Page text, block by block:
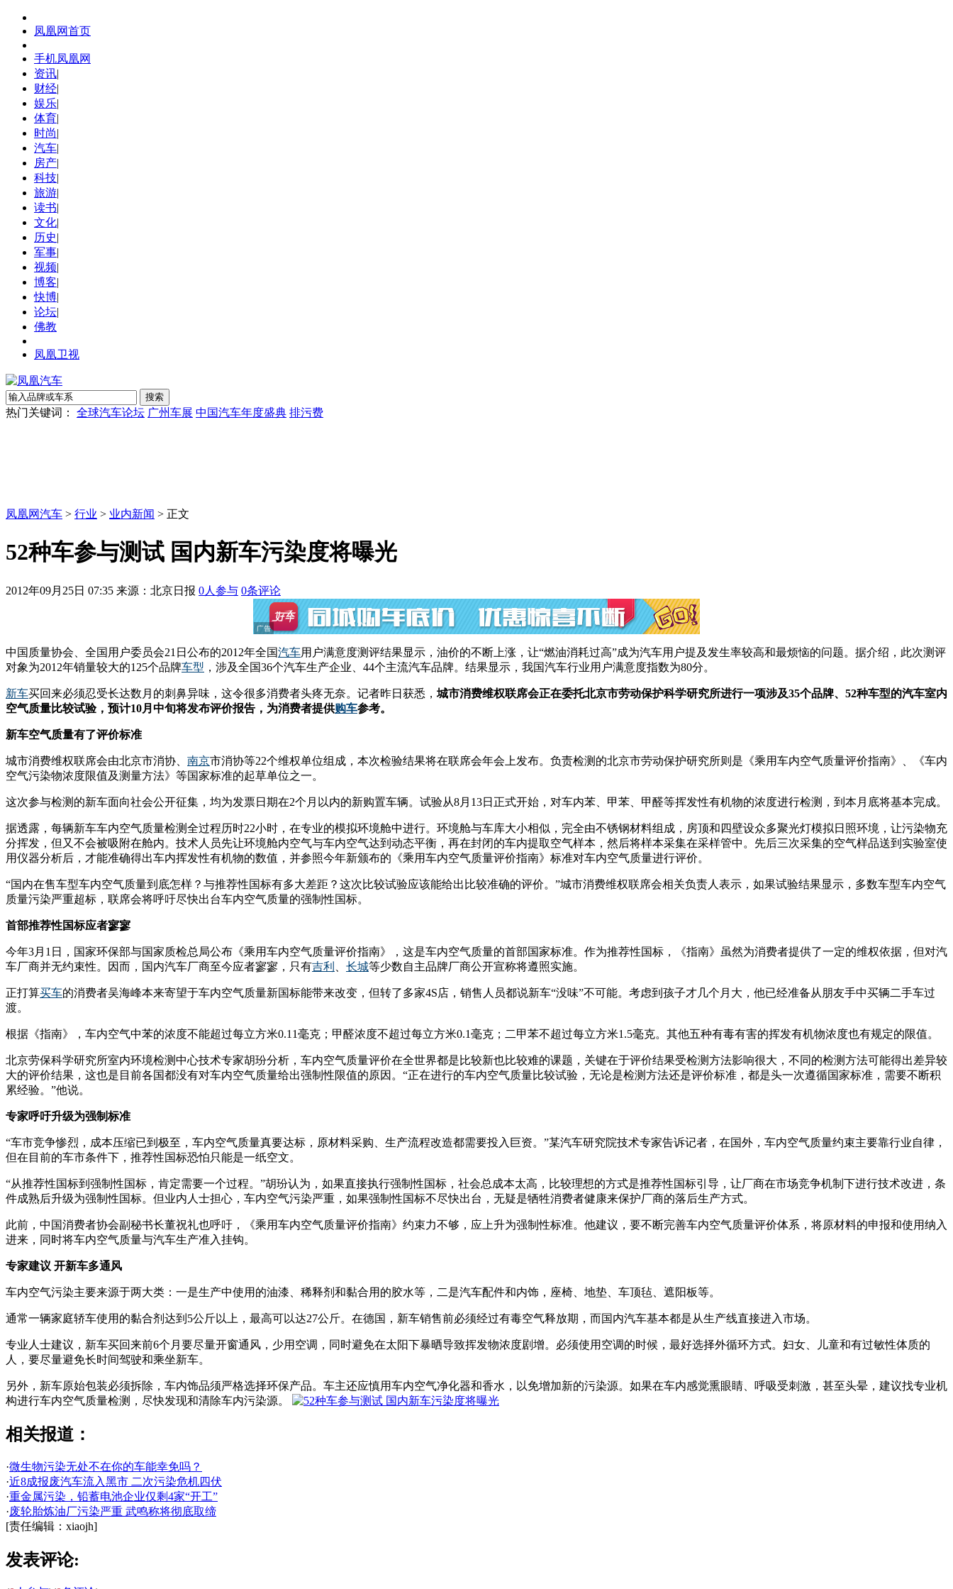
凤凰网首页
手机凤凰网
资讯|
财经|
娱乐|
体育|
时尚|
汽车|
房产|
科技|
旅游|
读书|
文化|
历史|
军事|
视频|
博客|
快博|
论坛|
佛教
凤凰卫视
热门关键词： 全球汽车论坛 广州车展 中国汽车年度盛典 排污费
凤凰网汽车 > 行业 > 业内新闻 > 正文
52种车参与测试 国内新车污染度将曝光
2012年09月25日 07:35 来源：北京日报 0人参与 0条评论
中国质量协会、全国用户委员会21日公布的2012年全国汽车用户满意度测评结果显示，油价的不断上涨，让“燃油消耗过高”成为汽车用户提及发生率较高和最烦恼的问题。据介绍，此次测评
对象为2012年销量较大的125个品牌车型 ，涉及全国36个汽车生产企业、44个主流汽车品牌。结果显示，我国汽车行业用户满意度指数为80分。
新车买回来必须忍受长达数月的刺鼻异味，这令很多消费者头疼无奈。记者昨日获悉， 城市消费维权联席会正在委托北京市劳动保护科学研究所进行一项涉及35个品牌、52种车型的汽车室内
空气质量比较试验，预计10月中旬将发布评价报告，为消费者提供购车参考。
新车空气质量有了评价标准
城市消费维权联席会由北京市消协、 南京市消协等22个维权单位组成，本次检验结果将在联席会年会上发布。负责检测的北京市劳动保护研究所则是《乘用车内空气质量评价指南》、《车内
空气污染物浓度限值及测量方法》等国家标准的起草单位之一。
这次参与检测的新车面向社会公开征集，均为发票日期在2个月以内的新购置车辆。试验从8月13日正式开始，对车内苯、甲苯、甲醛等挥发性有机物的浓度进行检测，到本月底将基本完成。
据透露，每辆新车车内空气质量检测全过程历时22小时，在专业的模拟环境舱中进行。环境舱与车库大小相似，完全由不锈钢材料组成，房顶和四壁设众多聚光灯模拟日照环境，让污染物充
分挥发，但又不会被吸附在舱内。技术人员先让环境舱内空气与车内空气达到动态平衡，再在封闭的车内提取空气样本，然后将样本采集在采样管中。先后三次采集的空气样品送到实验室使
用仪器分析后，才能准确得出车内挥发性有机物的数值，并参照今年新颁布的《乘用车内空气质量评价指南》标准对车内空气质量进行评价。
“国内在售车型车内空气质量到底怎样？与推荐性国标有多大差距？这次比较试验应该能给出比较准确的评价。”城市消费维权联席会相关负责人表示，如果试验结果显示，多数车型车内空气
质量污染严重超标，联席会将呼吁尽快出台车内空气质量的强制性国标。
首部推荐性国标应者寥寥
今年3月1日，国家环保部与国家质检总局公布《乘用车内空气质量评价指南》，这是车内空气质量的首部国家标准。作为推荐性国标，《指南》虽然为消费者提供了一定的维权依据，但对汽
车厂商并无约束性。因而，国内汽车厂商至今应者寥寥，只有吉利 长城等少数自主品牌厂商公开宣称将遵照实施。
正打算买车的消费者吴海峰本来寄望于车内空气质量新国标能带来改变，但转了多家4S店，销售人员都说新车“没味”不可能。考虑到孩子才几个月大，他已经准备从朋友手中买辆二手车过
渡。
根据《指南》，车内空气中苯的浓度不能超过每立方米0.11毫克；甲醛浓度不超过每立方米0.1毫克；二甲苯不超过每立方米1.5毫克。其他五种有毒有害的挥发有机物浓度也有规定的限值。
北京劳保科学研究所室内环境检测中心技术专家胡玢分析，车内空气质量评价在全世界都是比较新也比较难的课题，关键在于评价结果受检测方法影响很大，不同的检测方法可能得出差异较
大的评价结果，这也是目前各国都没有对车内空气质量给出强制性限值的原因。“正在进行的车内空气质量比较试验，无论是检测方法还是评价标准，都是头一次遵循国家标准，需要不断积
累经验。”他说。
专家呼吁升级为强制标准
“车市竞争惨烈，成本压缩已到极至，车内空气质量真要达标，原材料采购、生产流程改造都需要投入巨资。”某汽车研究院技术专家告诉记者，在国外，车内空气质量约束主要靠行业自律，
但在目前的车市条件下，推荐性国标恐怕只能是一纸空文。
“从推荐性国标到强制性国标，肯定需要一个过程。”胡玢认为，如果直接执行强制性国标，社会总成本太高，比较理想的方式是推荐性国标引导，让厂商在市场竞争机制下进行技术改进，条
件成熟后升级为强制性国标。但业内人士担心，车内空气污染严重，如果强制性国标不尽快出台，无疑是牺牲消费者健康来保护厂商的落后生产方式。
此前，中国消费者协会副秘书长董祝礼也呼吁，《乘用车内空气质量评价指南》约束力不够，应上升为强制性标准。他建议，要不断完善车内空气质量评价体系，将原材料的申报和使用纳入
进来，同时将车内空气质量与汽车生产准入挂钩。
专家建议 开新车多通风
车内空气污染主要来源于两大类：一是生产中使用的油漆、稀释剂和黏合用的胶水等，二是汽车配件和内饰，座椅、地垫、车顶毡、遮阳板等。
通常一辆家庭轿车使用的黏合剂达到5公斤以上，最高可以达27公斤。在德国，新车销售前必须经过有毒空气释放期，而国内汽车基本都是从生产线直接进入市场。
专业人士建议，新车买回来前6个月要尽量开窗通风，少用空调，同时避免在太阳下暴晒导致挥发物浓度剧增。必须使用空调的时候，最好选择外循环方式。妇女、儿童和有过敏性体质的
人，要尽量避免长时间驾驶和乘坐新车。
另外，新车原始包装必须拆除，车内饰品须严格选择环保产品。车主还应慎用车内空气净化器和香水，以免增加新的污染源。如果在车内感觉熏眼睛、呼吸受刺激，甚至头晕，建议找专业机
构进行车内空气质量检测，尽快发现和清除车内污染源。
相关报道：
·微生物污染无处不在你的车能幸免吗？
·近8成报废汽车流入黑市 二次污染危机四伏
·重金属污染，铅蓄电池企业仅剩4家“开工”
·废轮胎炼油厂污染严重 武鸣称将彻底取缔
[责任编辑：xiaojh]
发表评论: